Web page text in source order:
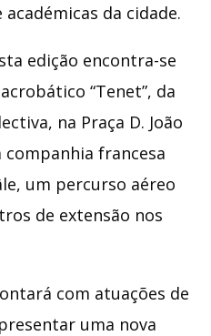
da cidade.
edição encontra-se
“Tenet”, da
na Praça D. João
companhia francesa
um percurso aéreo
de extensão nos
com atuações de
uma nova